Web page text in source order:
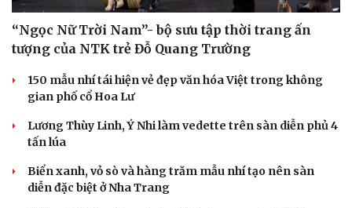
“Ngọc Nữ Trời Nam”- bộ sưu tập thời trang ấn
tượng của NTK trẻ Đỗ Quang Trường
150 mẫu nhí tái hiện vẻ đẹp văn hóa Việt trong không
gian phố cổ Hoa Lư
Lương Thùy Linh, Ý Nhi làm vedette trên sàn diễn phủ 4
tấn lúa
Biển xanh, vỏ sò và hàng trăm mẫu nhí tạo nên sàn
diễn đặc biệt ở Nha Trang